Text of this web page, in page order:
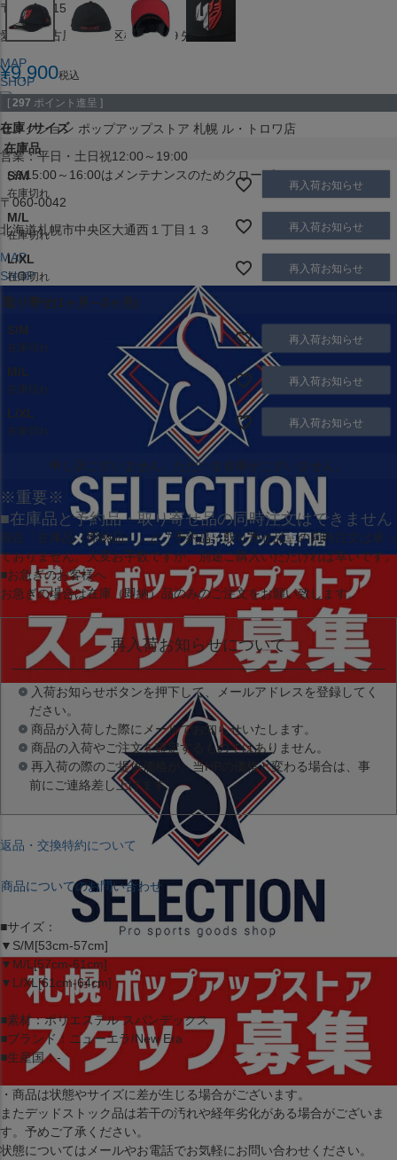
〒453-0015
愛知県名古屋市中村区椿町６−９先
MAP
SHOP
セレクション ポップアップストア 札幌 ル・トロワ店
営業：平日・土日祝12:00～19:00
（※15:00～16:00はメンテナンスのためクローズ）
〒060-0042
北海道札幌市中央区大通西１丁目１３
MAP
SHOP
¥9,900税込
[ 297 ポイント進呈 ]
在庫 サイズ
在庫品
S/M
在庫切れ
再入荷お知らせ
M/L
在庫切れ
再入荷お知らせ
L/XL
在庫切れ
再入荷お知らせ
取り寄せ(1ヶ月～2ヶ月)
S/M
在庫切れ
再入荷お知らせ
M/L
在庫切れ
再入荷お知らせ
L/XL
在庫切れ
再入荷お知らせ
申し訳ございません。ただいま在庫がございません。
※重要※
■在庫品と予約品・取り寄せ品の同時注文はできません
現在 「在庫品（即納品）」と「予約品・取り寄せ品」の同時注文は承っ
ておりません。大変お手数ですが、別途ご購入いただければ幸いです。
■お急ぎのお客様へ
お急ぎの場合は在庫（即納）品のみのご注文をお願い致します。
再入荷お知らせについて
入荷お知らせボタンを押下して、メールアドレスを登録してく
ださい。
商品が入荷した際にメールでお知らせいたします。
商品の入荷やご注文を確定するものではありません。
再入荷の際のご提供価格が、当HPの価格と変わる場合は、事
前にご連絡差し上げます。
返品・交換特約について
商品についてのお問い合わせ
■サイズ：
▼S/M[53cm-57cm]
▼M/L[57cm-61cm]
▼L/XL[61cm-64cm]
■素材：ポリエステル スパンデックス
■ブランド：ニューエラ/New Era
■生産国：-
・商品は状態やサイズに差が生じる場合がございます。
またデッドストック品は若干の汚れや経年劣化がある場合がございま
す。予めご了承ください。
状態についてはメールやお電話でお気軽にお問い合わせください。